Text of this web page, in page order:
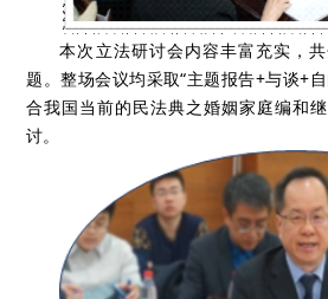
本次立法研讨会内容丰富充实，
题。整场会议均采取“主题报告+与谈+
合我国当前的民法典之婚姻家庭编和
讨。